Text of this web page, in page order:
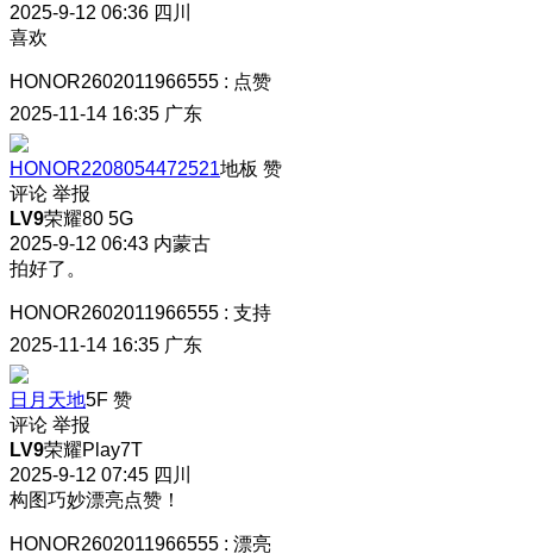
2025-9-12 06:36 四川
喜欢
HONOR2602011966555 : 点赞
2025-11-14 16:35 广东
HONOR2208054472521地板 赞
评论 举报
LV9荣耀80 5G
2025-9-12 06:43 内蒙古
拍好了。
HONOR2602011966555 : 支持
2025-11-14 16:35 广东
日月天地5F 赞
评论 举报
LV9荣耀Play7T
2025-9-12 07:45 四川
构图巧妙漂亮点赞！
HONOR2602011966555 : 漂亮